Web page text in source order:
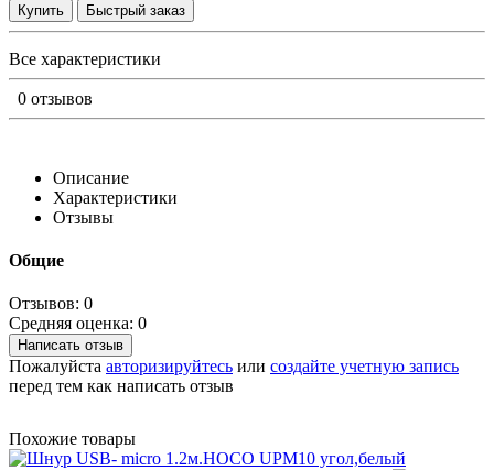
Купить
Быстрый заказ
Все характеристики
0 отзывов
Описание
Характеристики
Отзывы
Общие
Отзывов: 0
Средняя оценка: 0
Написать отзыв
Пожалуйста авторизируйтесь или создайте учетную запись
перед тем как написать отзыв
Похожие товары